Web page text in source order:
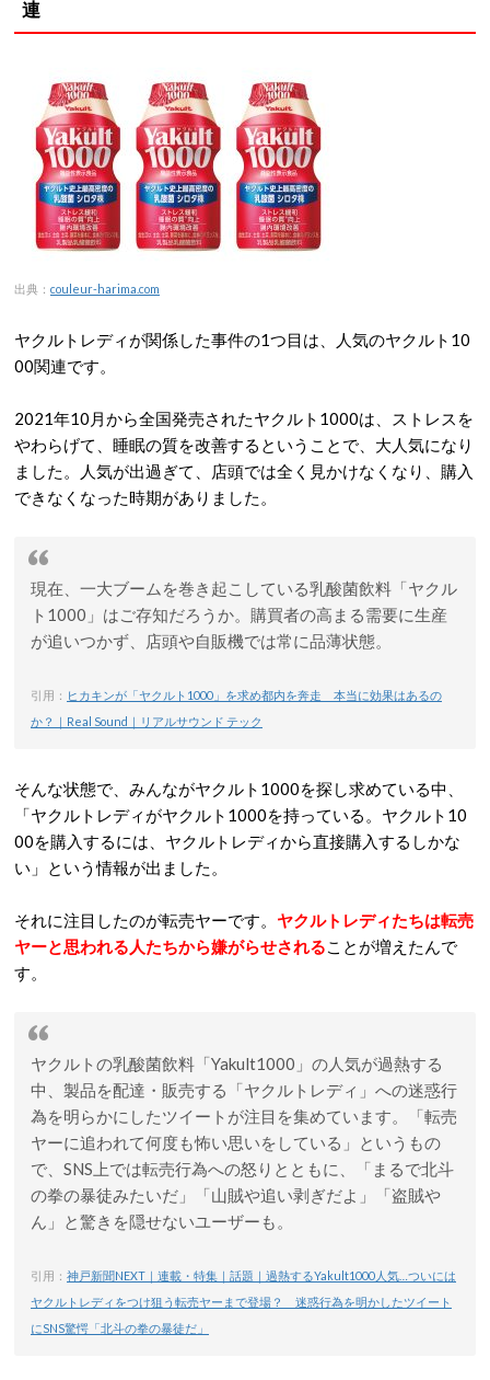
連
出典： couleur-harima.com
ヤクルトレディが関係した事件の1つ目は、人気のヤクルト10
00関連です。
2021年10月から全国発売されたヤクルト1000は、ストレスを
やわらげて、睡眠の質を改善するということで、大人気になり
ました。人気が出過ぎて、店頭では全く見かけなくなり、購入
できなくなった時期がありました。
現在、一大ブームを巻き起こしている乳酸菌飲料「ヤクル
ト1000」はご存知だろうか。購買者の高まる需要に生産
が追いつかず、店頭や自販機では常に品薄状態。
引用： ヒカキンが「ヤクルト1000」を求め都内を奔走 本当に効果はあるの
か？｜Real Sound｜リアルサウンド テック
そんな状態で、みんながヤクルト1000を探し求めている中、
「ヤクルトレディがヤクルト1000を持っている。ヤクルト10
00を購入するには、ヤクルトレディから直接購入するしかな
い」という情報が出ました。
それに注目したのが転売ヤーです。 ヤクルトレディたちは転売
ヤーと思われる人たちから嫌がらせされることが増えたんで
す。
ヤクルトの乳酸菌飲料「Yakult1000」の人気が過熱する
中、製品を配達・販売する「ヤクルトレディ」への迷惑行
為を明らかにしたツイートが注目を集めています。「転売
ヤーに追われて何度も怖い思いをしている」というもの
で、SNS上では転売行為への怒りとともに、「まるで北斗
の拳の暴徒みたいだ」「山賊や追い剥ぎだよ」「盗賊や
ん」と驚きを隠せないユーザーも。
引用： 神戸新聞NEXT｜連載・特集｜話題｜過熱するYakult1000人気…ついには
ヤクルトレディをつけ狙う転売ヤーまで登場？ 迷惑行為を明かしたツイート
にSNS驚愕「北斗の拳の暴徒だ」